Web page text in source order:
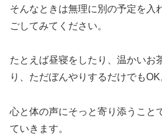
そんなときは無理に別の予定を入
ごしてみてください。
たとえば昼寝をしたり、温かいお
り、ただぼんやりするだけでもOK
心と体の声にそっと寄り添うこと
ていきます。